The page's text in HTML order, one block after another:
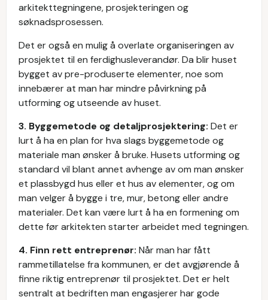
arkitekttegningene, prosjekteringen og
søknadsprosessen.
Det er også en mulig å overlate organiseringen av
prosjektet til en ferdighusleverandør. Da blir huset
bygget av pre-produserte elementer, noe som
innebærer at man har mindre påvirkning på
utforming og utseende av huset.
3. Byggemetode og detaljprosjektering: Det er
lurt å ha en plan for hva slags byggemetode og
materiale man ønsker å bruke. Husets utforming og
standard vil blant annet avhenge av om man ønsker
et plassbygd hus eller et hus av elementer, og om
man velger å bygge i tre, mur, betong eller andre
materialer. Det kan være lurt å ha en formening om
dette før arkitekten starter arbeidet med tegningen.
4. Finn rett entreprenør: Når man har fått
rammetillatelse fra kommunen, er det avgjørende å
finne riktig entreprenør til prosjektet. Det er helt
sentralt at bedriften man engasjerer har gode